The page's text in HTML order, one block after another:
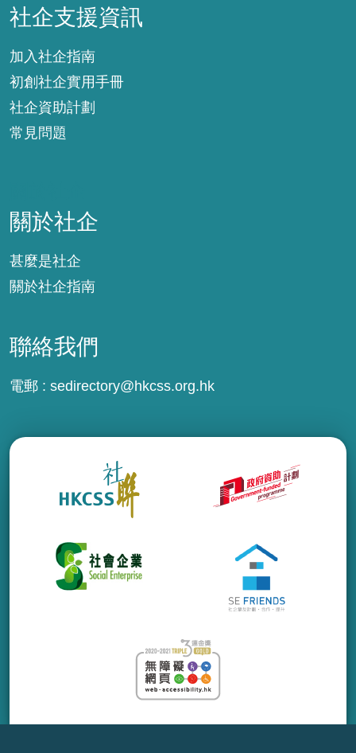
社企支援資訊
加入社企指南
初創社企實用手冊
社企資助計劃
常見問題
關於社企
甚麼是社企
關於社企指南
聯絡我們
電郵 : sedirectory@hkcss.org.hk